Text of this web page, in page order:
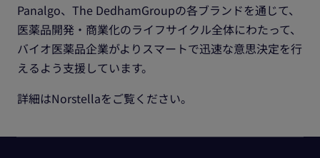
Panalgo、The DedhamGroupの各ブランドを通じて、
医薬品開発・商業化のライフサイクル全体にわたって、
バイオ医薬品企業がよりスマートで迅速な意思決定を行
えるよう支援しています。
詳細はNorstellaをご覧ください。